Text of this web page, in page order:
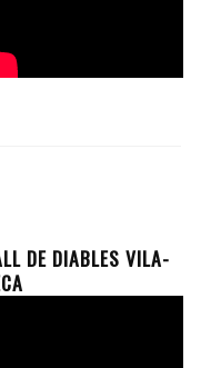
DE DIABLES VILA-